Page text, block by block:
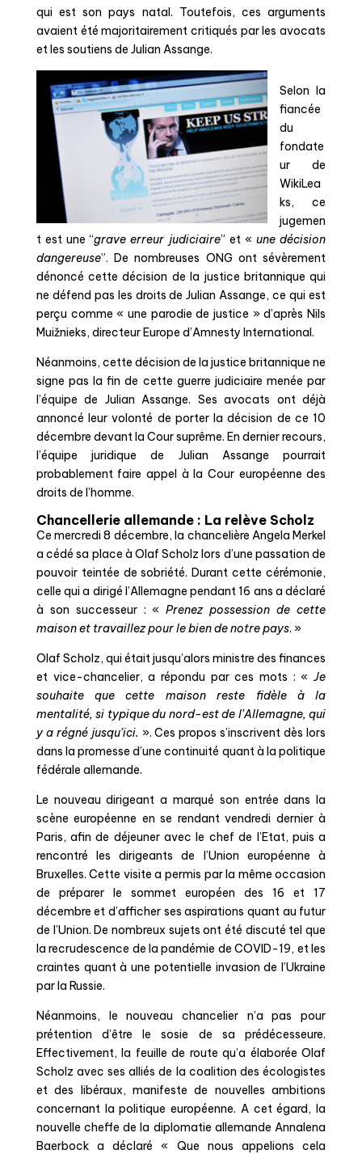
qui est son pays natal. Toutefois, ces arguments
avaient été majoritairement critiqués par les avocats
et les soutiens de Julian Assange.
Selon la
fiancée
du
fondate
ur de
WikiLea
ks, ce
jugemen
t est une “grave erreur judiciaire” et «une décision
dangereuse”.De nombreuses ONG ont sévèrement
dénoncé cette décision de la justice britannique qui
ne défend pas les droits de Julian Assange, ce qui est
perçu comme « une parodie de justice » d’après Nils
Muižnieks, directeur Europe d’Amnesty International.
Néanmoins, cette décision de la justice britannique ne
signe pas la fin de cette guerre judiciaire menée par
l’équipe de Julian Assange. Ses avocats ont déjà
annoncé leur volonté de porter la décision de ce 10
décembre devant la Cour suprême. En dernier recours,
l’équipe juridique de Julian Assange pourrait
probablement faire appel à la Cour européenne des
droits de l’homme.
Chancellerie allemande : La relève Scholz
Ce mercredi 8 décembre, la chancelière Angela Merkel
a cédé sa place à Olaf Scholz lors d’une passation de
pouvoir teintée de sobriété. Durant cette cérémonie,
celle qui a dirigé l’Allemagne pendant 16 ans a déclaré
à son successeur : «Prenez possession de cette
maison et travaillez pour le bien de notre pays. »
Olaf Scholz, qui était jusqu’alors ministre des finances
et vice-chancelier, a répondu par ces mots : «Je
souhaite que cette maison reste fidèle à la
mentalité, si typique du nord-est de l’Allemagne, qui
y a régné jusqu’ici. ». Ces propos s’inscrivent dès lors
dans la promesse d’une continuité quant à la politique
fédérale allemande.
Le nouveau dirigeant a marqué son entrée dans la
scène européenne en se rendant vendredi dernier à
Paris, afin de déjeuner avec le chef de l’Etat, puis a
rencontré les dirigeants de l’Union européenne à
Bruxelles. Cette visite a permis par la même occasion
de préparer le sommet européen des 16 et 17
décembre et d’afficher ses aspirations quant au futur
de l’Union. De nombreux sujets ont été discuté tel que
la recrudescence de la pandémie de COVID-19, et les
craintes quant à une potentielle invasion de l’Ukraine
par la Russie.
Néanmoins, le nouveau chancelier n’a pas pour
prétention d’être le sosie de sa prédécesseure.
Effectivement, la feuille de route qu’a élaborée Olaf
Scholz avec ses alliés de la coalition des écologistes
et des libéraux, manifeste de nouvelles ambitions
concernant la politique européenne. A cet égard, la
nouvelle cheffe de la diplomatie allemande Annalena
Baerbock a déclaré « Que nous appelions cela